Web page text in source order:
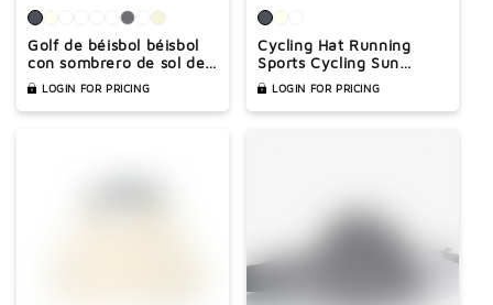
Golf de béisbol béisbol
con sombrero de sol de
montañismo al aire libre
al aire libre
LOGIN FOR PRICING
Cycling Hat Running
Sports Cycling Sun
Sombrero
LOGIN FOR PRICING